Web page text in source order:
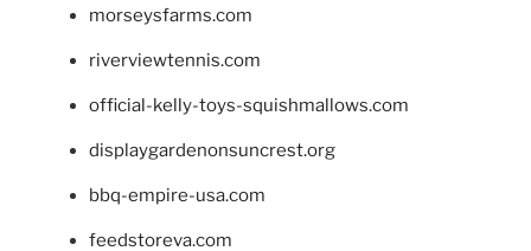
morseysfarms.com
riverviewtennis.com
official-kelly-toys-squishmallows.com
displaygardenonsuncrest.org
bbq-empire-usa.com
feedstoreva.com